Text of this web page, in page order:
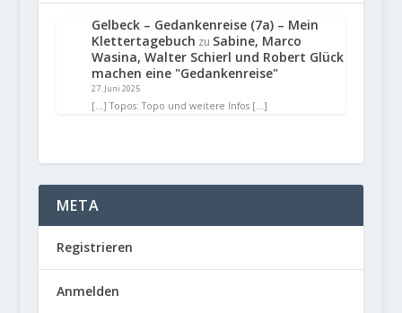
Gelbeck – Gedankenreise (7a) – Mein
Klettertagebuch zu Sabine, Marco
Wasina, Walter Schierl und Robert Glück
machen eine "Gedankenreise"
27. Juni 2025
[…] Topos: Topo und weitere Infos […]
META
Registrieren
Anmelden